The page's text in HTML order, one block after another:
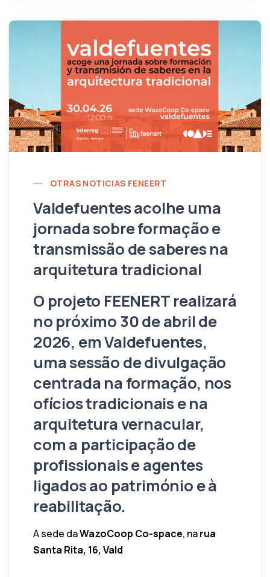
OTRAS NOTICIAS FENEERT
Valdefuentes acolhe uma
jornada sobre formação e
transmissão de saberes na
arquitetura tradicional
O projeto FEENERT realizará
no próximo 30 de abril de
2026, emValdefuentes,
uma sessão de divulgação
centrada na formação, nos
ofícios tradicionais e na
arquitetura vernacular,
com a participação de
profissionais e agentes
ligados ao património e à
reabilitação.
A sede daWazoCoop Co-space, narua
Santa Rita, 16, Vald